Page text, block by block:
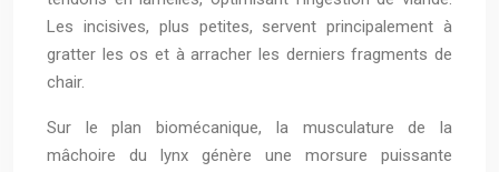
Les incisives, plus petites, servent principalement à
gratter les os et à arracher les derniers fragments de
chair.
Sur le plan biomécanique, la musculature de la
mâchoire du lynx génère une morsure puissante